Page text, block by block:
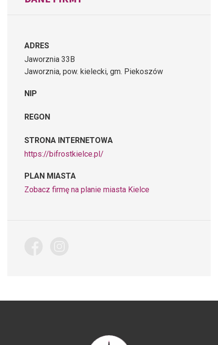
ADRES
Jaworznia 33B
Jaworznia, pow. kielecki, gm. Piekoszów
NIP
REGON
STRONA INTERNETOWA
https://bifrostkielce.pl/
PLAN MIASTA
Zobacz firmę na planie miasta Kielce